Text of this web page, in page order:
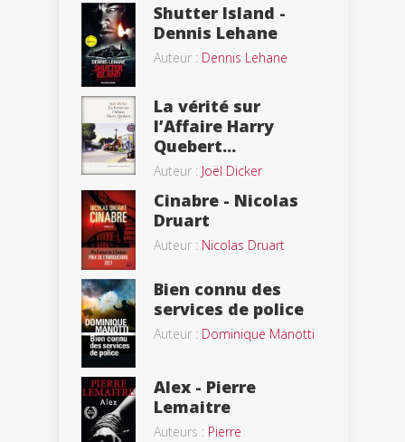
Shutter Island -
Dennis Lehane
Auteur : Dennis Lehane
La vérité sur
l’Affaire Harry
Quebert...
Auteur : Joël Dicker
Cinabre - Nicolas
Druart
Auteur : Nicolas Druart
Bien connu des
services de police
Auteur : Dominique Manotti
Alex - Pierre
Lemaitre
Auteurs : Pierre